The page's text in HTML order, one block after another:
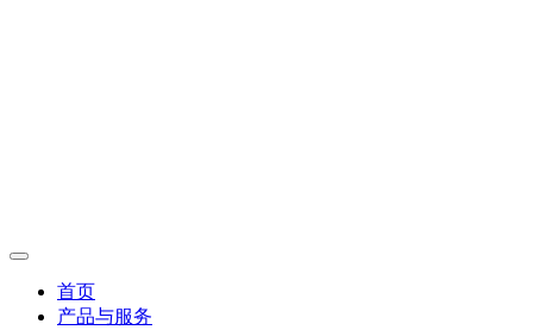
首页
产品与服务